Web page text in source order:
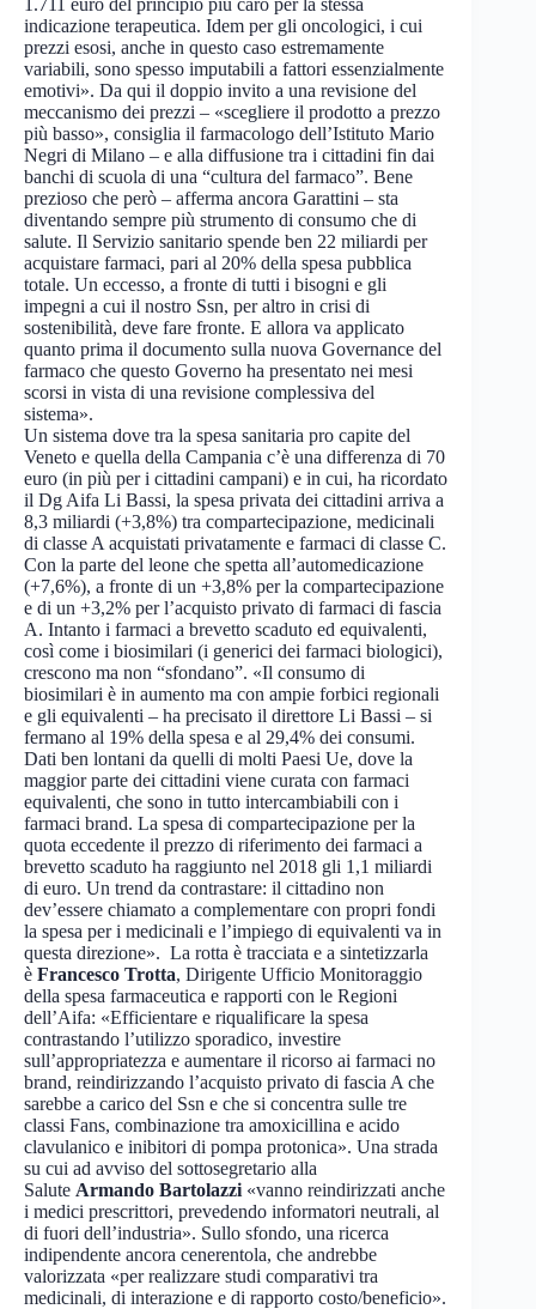
indicazione terapeutica. Idem per gli oncologici, i cui
prezzi esosi, anche in questo caso estremamente
variabili, sono spesso imputabili a fattori essenzialmente
emotivi». Da qui il doppio invito a una revisione del
meccanismo dei prezzi – «scegliere il prodotto a prezzo
più basso», consiglia il farmacologo dell’Istituto Mario
Negri di Milano – e alla diffusione tra i cittadini fin dai
banchi di scuola di una “cultura del farmaco”. Bene
prezioso che però – afferma ancora Garattini – sta
diventando sempre più strumento di consumo che di
salute. Il Servizio sanitario spende ben 22 miliardi per
acquistare farmaci, pari al 20% della spesa pubblica
totale. Un eccesso, a fronte di tutti i bisogni e gli
impegni a cui il nostro Ssn, per altro in crisi di
sostenibilità, deve fare fronte. E allora va applicato
quanto prima il documento sulla nuova Governance del
farmaco che questo Governo ha presentato nei mesi
scorsi in vista di una revisione complessiva del
sistema».
Un sistema dove tra la spesa sanitaria pro capite del
Veneto e quella della Campania c’è una differenza di 70
euro (in più per i cittadini campani) e in cui, ha ricordato
il Dg Aifa Li Bassi, la spesa privata dei cittadini arriva a
8,3 miliardi (+3,8%) tra compartecipazione, medicinali
di classe A acquistati privatamente e farmaci di classe C.
Con la parte del leone che spetta all’automedicazione
(+7,6%), a fronte di un +3,8% per la compartecipazione
e di un +3,2% per l’acquisto privato di farmaci di fascia
A. Intanto i farmaci a brevetto scaduto ed equivalenti,
così come i biosimilari (i generici dei farmaci biologici),
crescono ma non “sfondano”. «Il consumo di
biosimilari è in aumento ma con ampie forbici regionali
e gli equivalenti – ha precisato il direttore Li Bassi – si
fermano al 19% della spesa e al 29,4% dei consumi.
Dati ben lontani da quelli di molti Paesi Ue, dove la
maggior parte dei cittadini viene curata con farmaci
equivalenti, che sono in tutto intercambiabili con i
farmaci brand. La spesa di compartecipazione per la
quota eccedente il prezzo di riferimento dei farmaci a
brevetto scaduto ha raggiunto nel 2018 gli 1,1 miliardi
di euro. Un trend da contrastare: il cittadino non
dev’essere chiamato a complementare con propri fondi
la spesa per i medicinali e l’impiego di equivalenti va in
questa direzione». La rotta è tracciata e a sintetizzarla
è Francesco Trotta, Dirigente Ufficio Monitoraggio
della spesa farmaceutica e rapporti con le Regioni
dell’Aifa: «Efficientare e riqualificare la spesa
contrastando l’utilizzo sporadico, investire
sull’appropriatezza e aumentare il ricorso ai farmaci no
brand, reindirizzando l’acquisto privato di fascia A che
sarebbe a carico del Ssn e che si concentra sulle tre
classi Fans, combinazione tra amoxicillina e acido
clavulanico e inibitori di pompa protonica». Una strada
su cui ad avviso del sottosegretario alla
Salute Armando Bartolazzi «vanno reindirizzati anche
i medici prescrittori, prevedendo informatori neutrali, al
di fuori dell’industria». Sullo sfondo, una ricerca
indipendente ancora cenerentola, che andrebbe
valorizzata «per realizzare studi comparativi tra
medicinali, di interazione e di rapporto costo/beneficio».